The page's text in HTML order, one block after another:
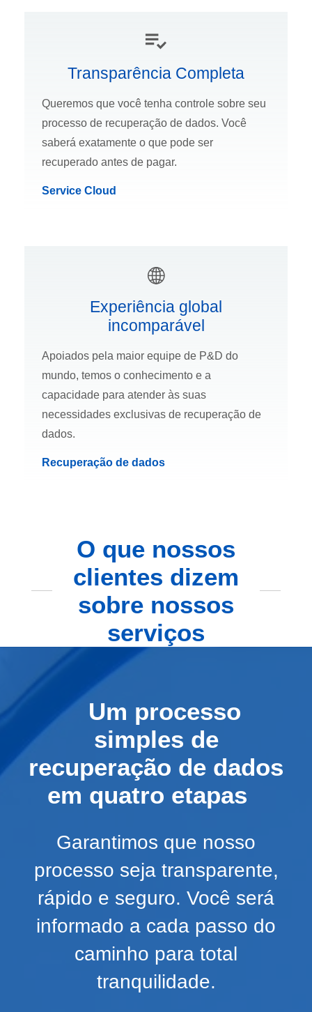
Transparência Completa
Queremos que você tenha controle sobre seu
processo de recuperação de dados. Você
saberá exatamente o que pode ser
recuperado antes de pagar.
Service Cloud
Experiência global
incomparável
Apoiados pela maior equipe de P&D do
mundo, temos o conhecimento e a
capacidade para atender às suas
necessidades exclusivas de recuperação de
dados.
Recuperação de dados
O que nossos
clientes dizem
sobre nossos
serviços
Um processo
simples de
recuperação de dados
em quatro etapas
Garantimos que nosso
processo seja transparente,
rápido e seguro. Você será
informado a cada passo do
caminho para total
tranquilidade.